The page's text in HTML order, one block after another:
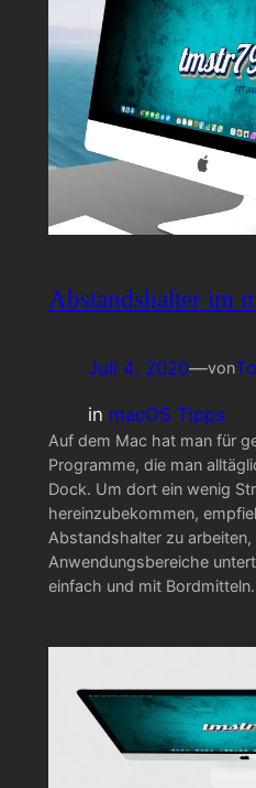
Abstandshalter im
Juli 4, 2020—von
in macOS Tipps
Auf dem Mac hat man für
Programme, die man
Dock. Um dort ein wenig
hereinzubekommen,
Abstandshalter zu
Anwendungsbereiche
einfach und mit Bordmitteln.